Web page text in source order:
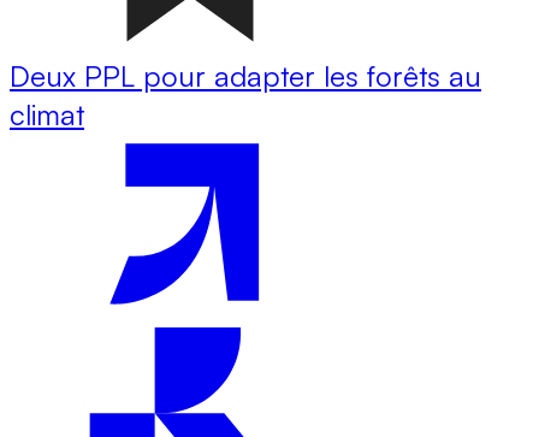
Deux PPL pour adapter les forêts au
climat